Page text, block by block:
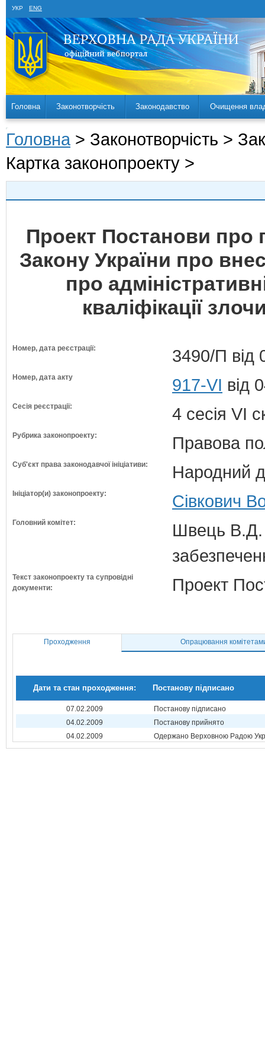
УКР ENG
Головна Законотворчість Законодавство Очищення
Головна > Законотворчість >
Картка законопроекту >
Проект Постанови про
Закону України про
про
кваліфікації
Номер, дата реєстрації: 3490/П від
Номер, дата акту 917-VI від
Сесія реєстрації: 4 сесія VI
Рубрика законопроекту: Правова
Суб'єкт права законодавчої ініціативи: Народний
Ініціатор(и) законопроекту: Сівкович
Головний комітет:
Швець В.Д.
Текст законопроекту та супровідні
документи:
Проект
Проходження Опрацювання
Дати та стан проходження: Постанову підписано
07.02.2009
Постанову підписано
04.02.2009
Постанову прийнято
04.02.2009
Одержано Верховною Радою